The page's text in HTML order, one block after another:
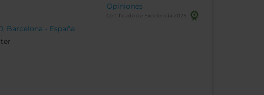
Barcelona - España
Opiniones
Certificado de Excelencia 2025